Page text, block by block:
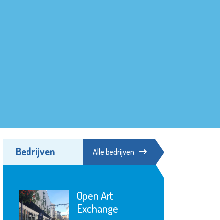
Bedrijven Alle bedrijven
Open Art
Exchange